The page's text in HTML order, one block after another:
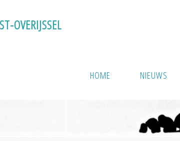
ST-OVERIJSSEL
HOME NIEUWS